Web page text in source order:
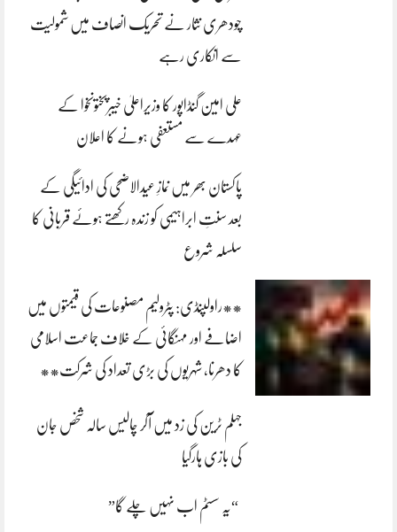
چودھری نثار نے تحریک انصاف میں شمولیت
سے انکاری رہے
علی امین گنڈاپور کا وزیراعلیٰ خیبرپختونخوا کے
عہدے سے مستعفی ہونے کا اعلان
پاکستان بھر میں نمازِ عیدالاضحی کی ادائیگی کے
بعد سنتِ ابراہیمی کو زندہ رکھتے ہوئے قربانی کا
سلسلہ شروع
**راولپنڈی: پٹرولیم مصنوعات کی قیمتوں میں
اضافے اور مہنگائی کے خلاف جماعت اسلامی
کا دھرنا، شہریوں کی بڑی تعداد کی شرکت**
جہلم ٹرین کی زد میں آکر چالیس سالہ شخص جان
کی بازی ہارگیا
“یہ سسٹم اب نہیں چلے گا”